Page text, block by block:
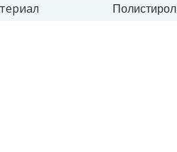
Полистирол